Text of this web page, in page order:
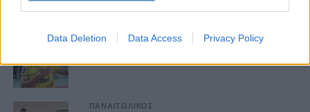
Data Deletion Data Access Privacy Policy
ΤΕΛΕΥΤΑΙΑ ΝΕΑ
ΕΙΔΗΣΕΙΣ
ΠΑΝΑΙΤΩΛΙΚΟΣ